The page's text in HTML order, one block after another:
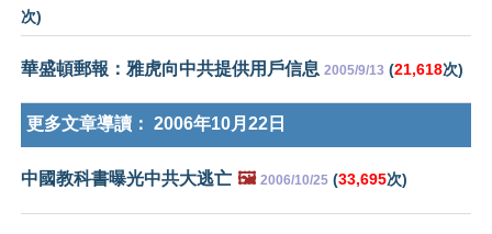
次)
華盛頓郵報：雅虎向中共提供用戶信息 2005/9/13 (21,618次)
更多文章導讀： 2006年10月22日
中國教科書曝光中共大逃亡 🖼️ 2006/10/25 (33,695次)